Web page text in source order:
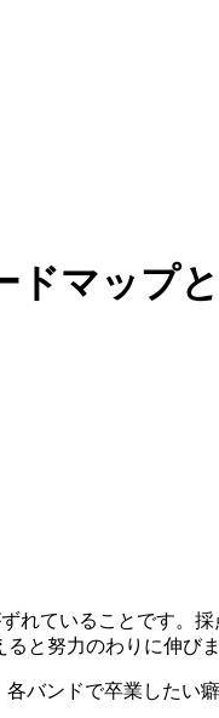
マップと
ていることです。
と努力のわりに伸びま
バンドで卒業したい